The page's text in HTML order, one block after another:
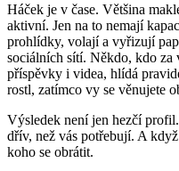
Háček je v čase. Většina
aktivní. Jen na to nemají
prohlídky, volají a vyřizují
sociálních sítí. Někdo, kdo za
příspěvky i videa, hlídá
rostl, zatímco vy se věnujete
Výsledek není jen hezčí
dřív, než vás potřebují. A
koho se obrátit.